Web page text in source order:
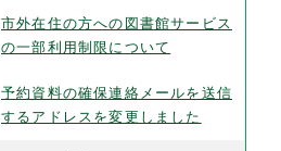
市外在住の方への図書館サービス
の一部利用制限について
予約資料の確保連絡メールを送信
するアドレスを変更しました